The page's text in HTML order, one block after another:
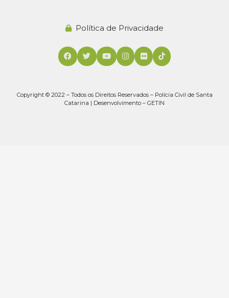
Política de Privacidade
Copyright © 2022 – Todos os Direitos Reservados – Polícia Civil de Santa
Catarina | Desenvolvimento – GETIN